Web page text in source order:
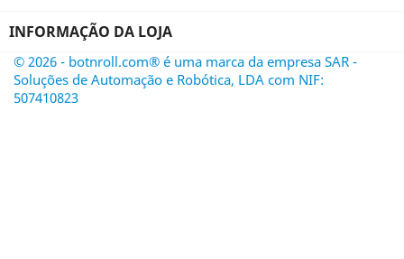
INFORMAÇÃO DA LOJA
© 2026 - botnroll.com® é uma marca da empresa SAR -
Soluções de Automação e Robótica, LDA com NIF:
507410823